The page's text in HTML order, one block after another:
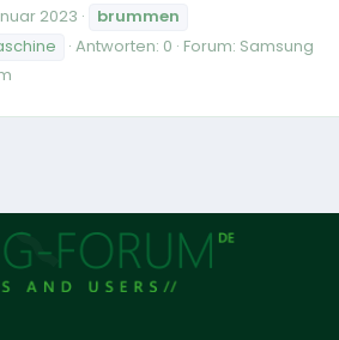
2023
brummen
Antworten: 0 Forum: Samsung